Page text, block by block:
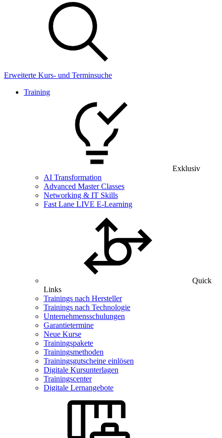
Erweiterte Kurs- und Terminsuche
Training
Exklusiv
AI Transformation
Advanced Master Classes
Networking & IT Skills
Fast Lane LIVE E-Learning
Quick
Links
Trainings nach Hersteller
Trainings nach Technologie
Unternehmensschulungen
Garantietermine
Neue Kurse
Trainingspakete
Trainingsmethoden
Trainingsgutscheine einlösen
Digitale Kursunterlagen
Trainingscenter
Digitale Lernangebote